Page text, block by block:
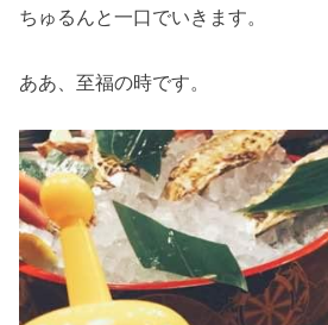
ちゅるんと一口でいきます。
ああ、至福の時です。